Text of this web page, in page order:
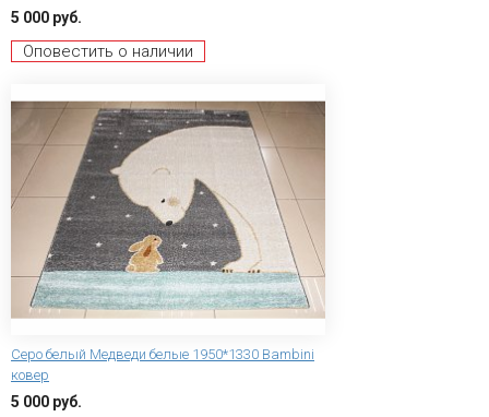
5 000 руб.
Оповестить о наличии
Серо белый Медведи белые 1950*1330 Bambini
ковер
5 000 руб.